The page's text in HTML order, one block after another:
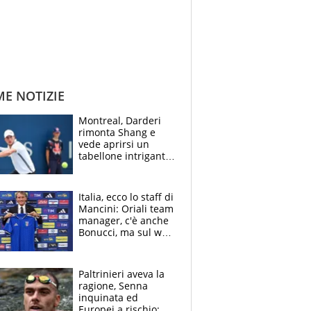
NOTIZIE
Montreal, Darderi
rimonta Shang e
vede aprirsi un
tabellone intrigante:
felice del mio livello"
Italia, ecco lo staff di
Mancini: Oriali team
manager, c'è anche
Bonucci, ma sul web
Paltrinieri aveva la
ragione, Senna
inquinata ed